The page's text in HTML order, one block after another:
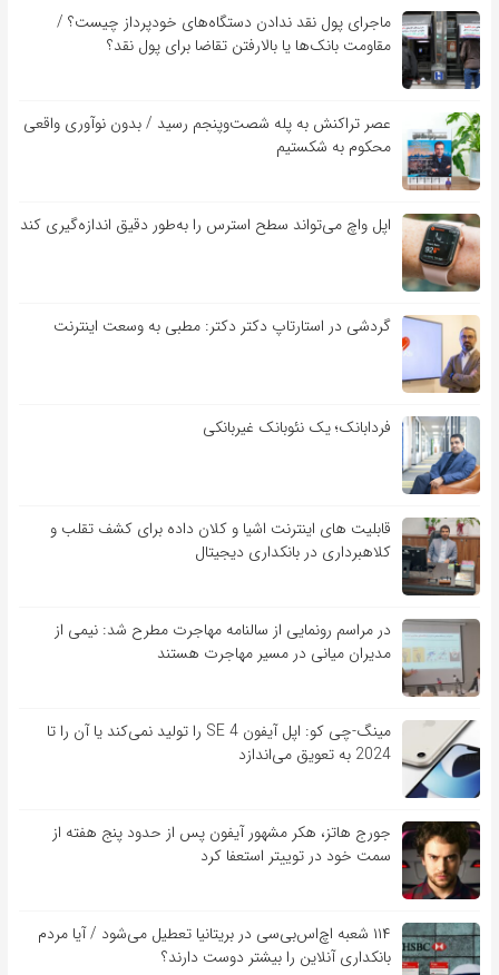
ماجرای پول نقد ندادن دستگاه‌های خودپرداز چیست؟ /
مقاومت بانک‌ها یا بالارفتن تقاضا برای پول نقد؟
عصر تراکنش به پله شصت‌وپنجم رسید / بدون نوآوری واقعی
محکوم به شکستیم
اپل واچ می‌تواند سطح استرس را به‌طور دقیق اندازه‌گیری کند
گردشی در استارتاپ دکتر دکتر: مطبی به وسعت اینترنت
فردابانک؛ یک نئوبانک غیربانکی
قابلیت ‏های اینترنت اشیا و کلان‏ داده برای کشف تقلب و
کلاهبرداری در بانکداری دیجیتال
در مراسم رونمایی از سالنامه مهاجرت مطرح شد: نیمی از
مدیران میانی در مسیر مهاجرت هستند
مینگ-چی کو: اپل آیفون SE 4 را تولید نمی‌کند یا آن را تا
2024 به تعویق می‌اندازد
جورج هاتز، هکر مشهور آیفون پس از حدود پنج هفته از
سمت خود در توییتر استعفا کرد
۱۱۴ شعبه اچ‌اس‌بی‌سی در بریتانیا تعطیل می‌شود / آیا مردم
بانکداری آنلاین را بیشتر دوست دارند؟